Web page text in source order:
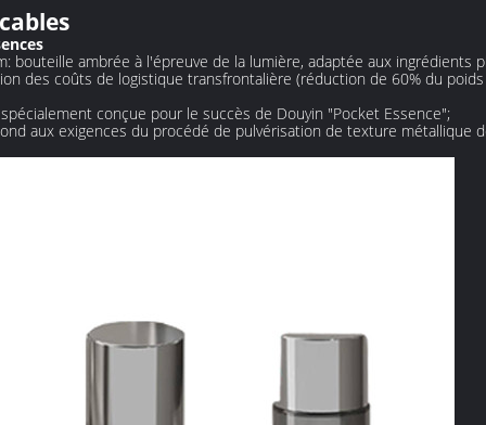
bouteille ambrée à l'épreuve de la lumière, adaptée aux ingrédients
des coûts de logistique transfrontalière (réduction de 60% du
conçue pour le succès de Douyin "Pocket Essence";
aux exigences du procédé de pulvérisation de texture métallique